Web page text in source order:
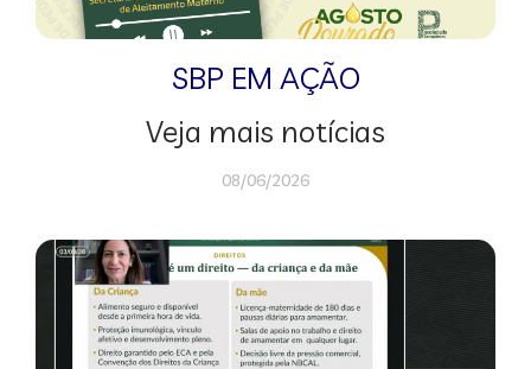
SBP EM AÇÃO
Veja mais notícias
08/06/2026